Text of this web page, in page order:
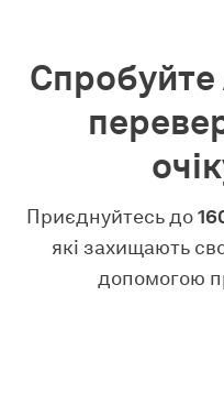
Спробуйте
Приєднуйтесь до
які захищають
допомогою